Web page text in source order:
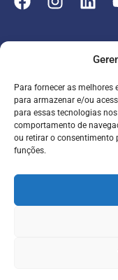
Para fornecer as
para armazenar e/ou
para essas tecnologias
comportamento de
ou retirar o consentimento
funções.
Parceiros
Blog
Contato
Portal do
Serviços
Meira online
Contabilidade para